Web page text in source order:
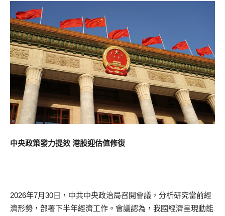
中央政策發力提效 港股迎估值修復
2026年7月30日，中共中央政治局召開會議，分析研究當前經
濟形勢，部署下半年經濟工作。會議認為，我國經濟呈現動能